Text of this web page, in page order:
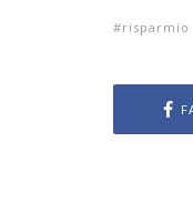
risparmio